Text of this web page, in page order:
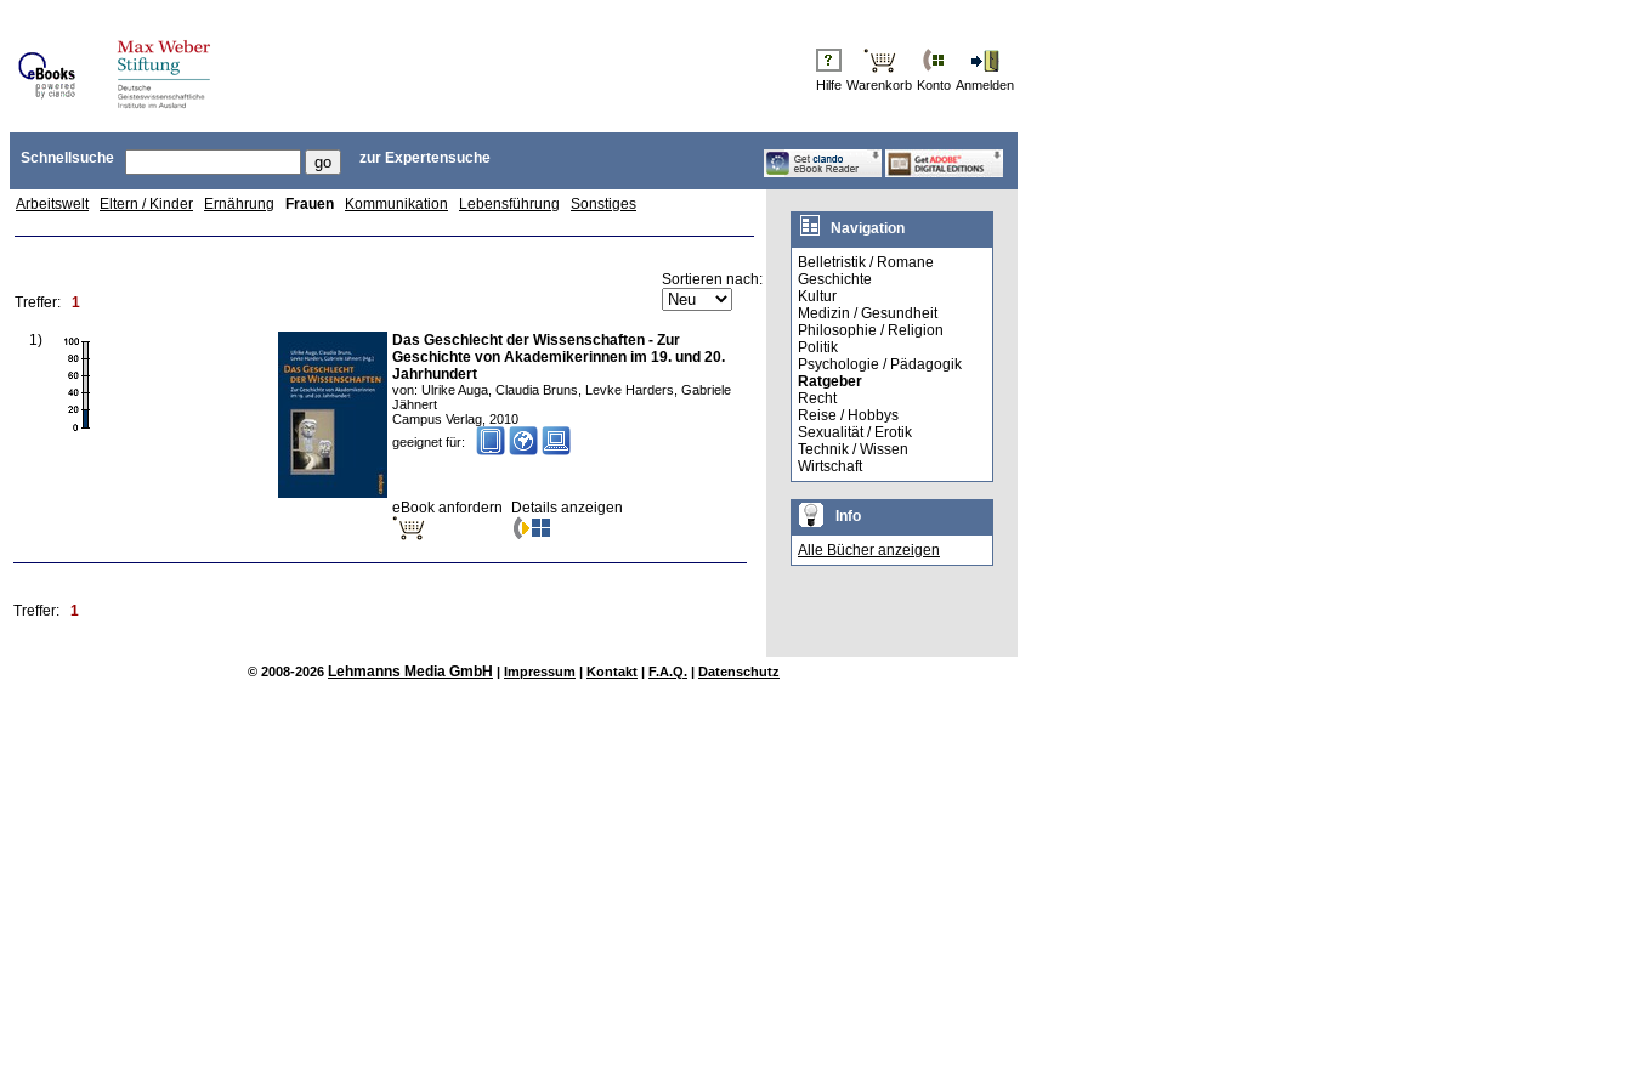
Hilfe Warenkorb Konto Anmelden
Schnellsuche zur Expertensuche
Arbeitswelt Eltern / Kinder Ernährung Frauen Kommunikation Lebensführung Sonstiges
Treffer: 1
Sortieren nach:
1)
Das Geschlecht der Wissenschaften - Zur
Geschichte von Akademikerinnen im 19. und 20.
Jahrhundert
von: Ulrike Auga, Claudia Bruns, Levke Harders, Gabriele
Jähnert
Campus Verlag 2010
geeignet für:
eBook anfordern Details anzeigen
Treffer: 1
Navigation
Belletristik / Romane
Geschichte
Kultur
Medizin / Gesundheit
Philosophie / Religion
Politik
Psychologie / Pädagogik
Ratgeber
Recht
Reise / Hobbys
Sexualität / Erotik
Technik / Wissen
Wirtschaft
Info
Alle Bücher anzeigen
© 2008-2026 Lehmanns Media GmbH | Impressum | Kontakt | F.A.Q. | Datenschutz